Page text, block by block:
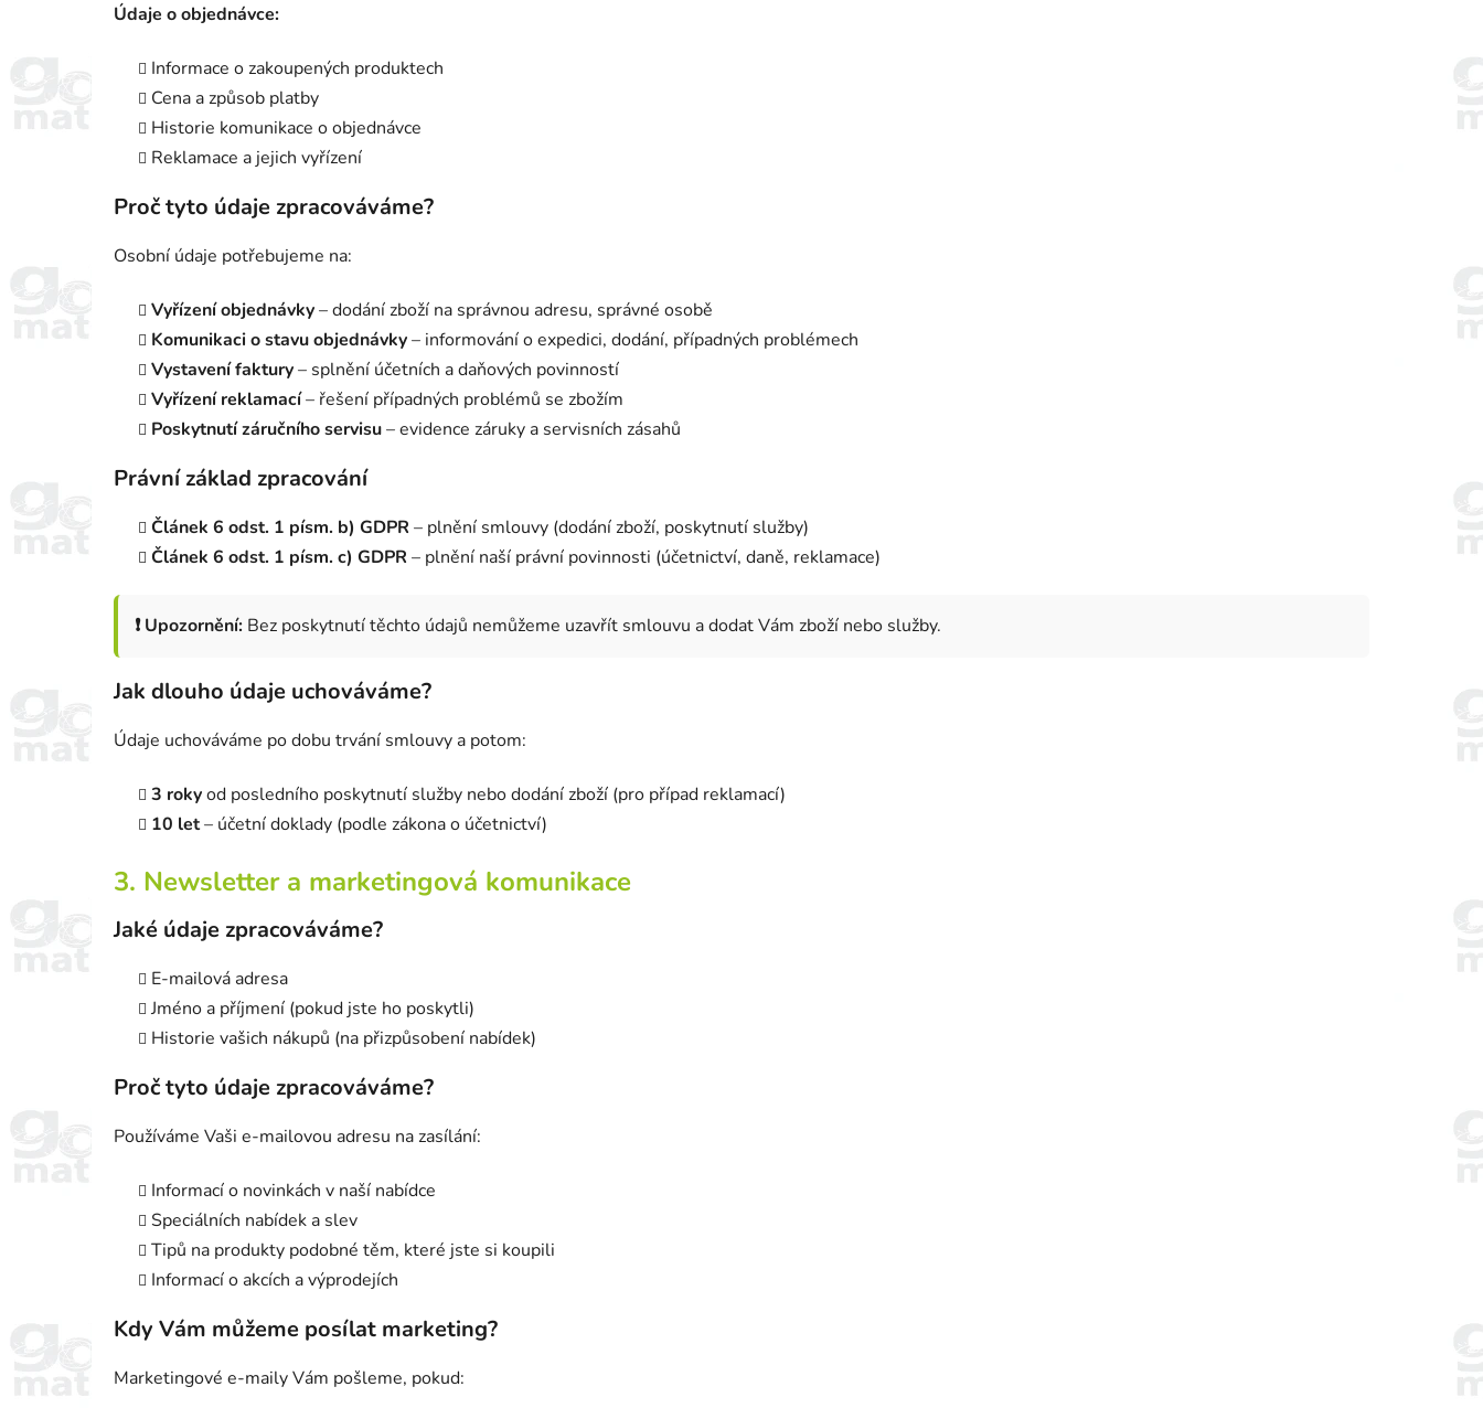
Údaje o objednávce:
Informace o zakoupených produktech
Cena a způsob platby
Historie komunikace o objednávce
Reklamace a jejich vyřízení
Proč tyto údaje zpracováváme?
Osobní údaje potřebujeme na:
Vyřízení objednávky– dodání zboží na správnou adresu, správné osobě
Komunikaci o stavu objednávky– informování o expedici, dodání, případných problémech
Vystavení faktury– splnění účetních a daňových povinností
Vyřízení reklamací– řešení případných problémů se zbožím
Poskytnutí záručního servisu– evidence záruky a servisních zásahů
Právní základ zpracování
Článek 6 odst. 1 písm. b) GDPR – plnění smlouvy (dodání zboží, poskytnutí služby)
Článek 6 odst. 1 písm. c) GDPR – plnění naší právní povinnosti (účetnictví, daně, reklamace)
❗ Upozornění: Bez poskytnutí těchto údajů nemůžeme uzavřít smlouvu a dodat Vám zboží nebo služby.
Jak dlouho údaje uchováváme?
Údaje uchováváme po dobu trvání smlouvy a potom:
3 rokyod posledního poskytnutí služby nebo dodání zboží (pro případ reklamací)
10 let– účetní doklady (podle zákona o účetnictví)
3. Newsletter a marketingová komunikace
Jaké údaje zpracováváme?
E-mailová adresa
Jméno a příjmení (pokud jste ho poskytli)
Historie vašich nákupů (na přizpůsobení nabídek)
Proč tyto údaje zpracováváme?
Používáme Vaši e-mailovou adresu na zasílání:
Informací o novinkách v naší nabídce
Speciálních nabídek a slev
Tipů na produkty podobné těm, které jste si koupili
Informací o akcích a výprodejích
Kdy Vám můžeme posílat marketing?
Marketingové e-maily Vám pošleme, pokud: